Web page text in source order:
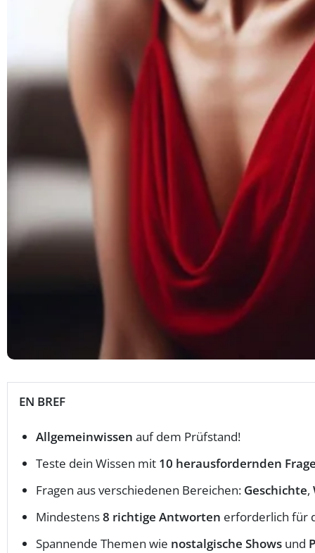
EN BREF
Allgemeinwissen auf dem Prüfstand!
Teste dein Wissen mit 10 herausfordernden
Fragen aus verschiedenen Bereichen: Geschichte,
Mindestens8 richtige Antworten erforderlich für
Spannende Themen wie nostalgische Shows und